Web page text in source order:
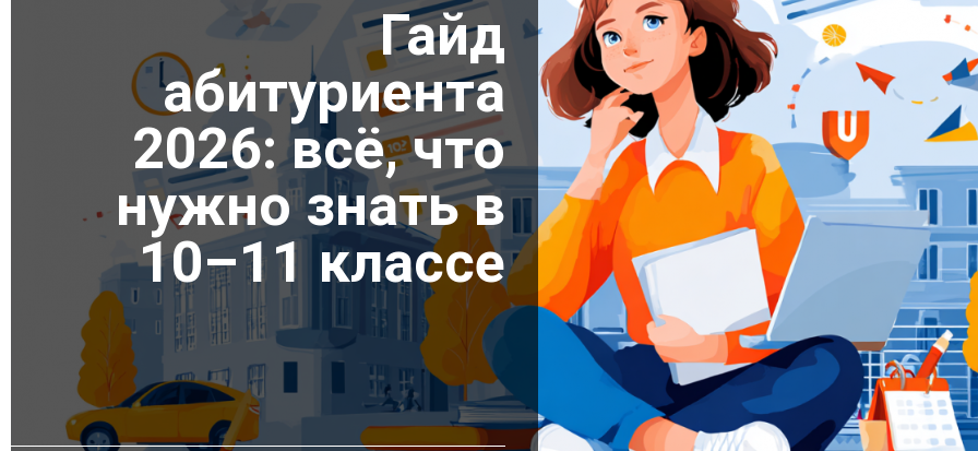
Гайд
абитуриента
2026: всё, что
нужно знать в
10–11 классе